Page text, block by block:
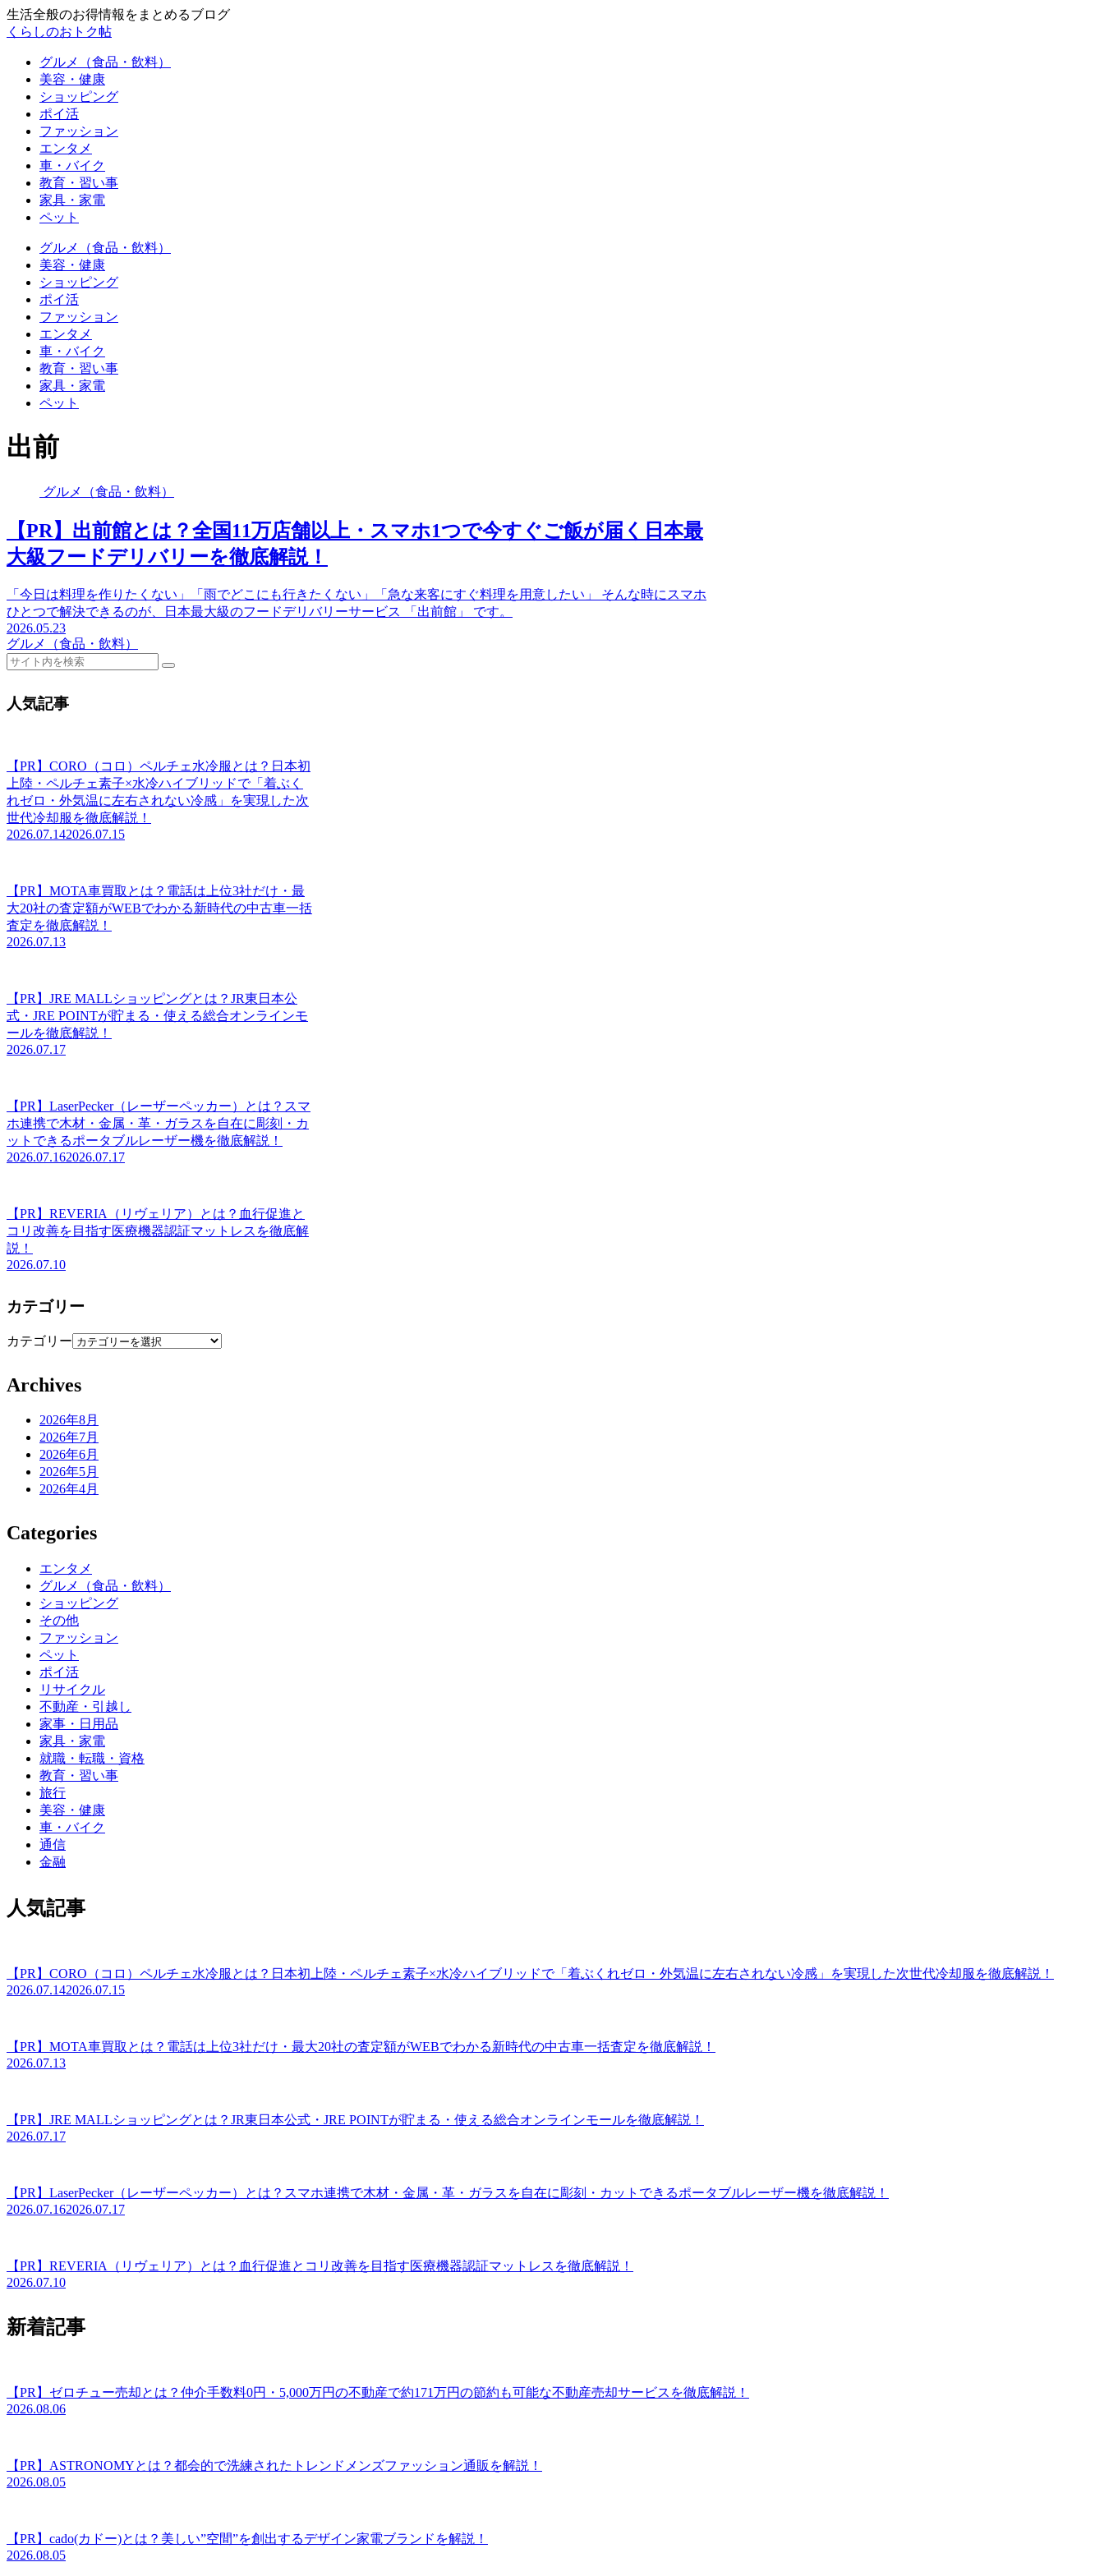
生活全般のお得情報をまとめるブログ
くらしのおトク帖
グルメ（食品・飲料）
美容・健康
ショッピング
ポイ活
ファッション
エンタメ
車・バイク
教育・習い事
家具・家電
ペット
グルメ（食品・飲料）
美容・健康
ショッピング
ポイ活
ファッション
エンタメ
車・バイク
教育・習い事
家具・家電
ペット
出前
グルメ（食品・飲料）
【PR】出前館とは？全国11万店舗以上・スマホ1つで今すぐご飯が届く日本最
大級フードデリバリーを徹底解説！
「今日は料理を作りたくない」「雨でどこにも行きたくない」「急な来客にすぐ料理を用意したい」 そんな時にスマホ
ひとつで解決できるのが、日本最大級のフードデリバリーサービス 「出前館」 です。
2026.05.23
グルメ（食品・飲料）
人気記事
【PR】CORO（コロ）ペルチェ水冷服とは？日本初
上陸・ペルチェ素子×水冷ハイブリッドで「着ぶく
れゼロ・外気温に左右されない冷感」を実現した次
世代冷却服を徹底解説！
2026.07.142026.07.15
【PR】MOTA車買取とは？電話は上位3社だけ・最
大20社の査定額がWEBでわかる新時代の中古車一括
査定を徹底解説！
2026.07.13
【PR】JRE MALLショッピングとは？JR東日本公
式・JRE POINTが貯まる・使える総合オンラインモ
ールを徹底解説！
2026.07.17
【PR】LaserPecker（レーザーペッカー）とは？スマ
ホ連携で木材・金属・革・ガラスを自在に彫刻・カ
ットできるポータブルレーザー機を徹底解説！
2026.07.162026.07.17
【PR】REVERIA（リヴェリア）とは？血行促進と
コリ改善を目指す医療機器認証マットレスを徹底解
説！
2026.07.10
カテゴリー
カテゴリー
Archives
2026年8月
2026年7月
2026年6月
2026年5月
2026年4月
Categories
エンタメ
グルメ（食品・飲料）
ショッピング
その他
ファッション
ペット
ポイ活
リサイクル
不動産・引越し
家事・日用品
家具・家電
就職・転職・資格
教育・習い事
旅行
美容・健康
車・バイク
通信
金融
人気記事
【PR】CORO（コロ）ペルチェ水冷服とは？日本初上陸・ペルチェ素子×水冷ハイブリッドで「着ぶくれゼロ・外気温に左右されない冷感」を実現した次世代冷却服を徹底解説！
2026.07.142026.07.15
【PR】MOTA車買取とは？電話は上位3社だけ・最大20社の査定額がWEBでわかる新時代の中古車一括査定を徹底解説！
2026.07.13
【PR】JRE MALLショッピングとは？JR東日本公式・JRE POINTが貯まる・使える総合オンラインモールを徹底解説！
2026.07.17
【PR】LaserPecker（レーザーペッカー）とは？スマホ連携で木材・金属・革・ガラスを自在に彫刻・カットできるポータブルレーザー機を徹底解説！
2026.07.162026.07.17
【PR】REVERIA（リヴェリア）とは？血行促進とコリ改善を目指す医療機器認証マットレスを徹底解説！
2026.07.10
新着記事
【PR】ゼロチュー売却とは？仲介手数料0円・5,000万円の不動産で約171万円の節約も可能な不動産売却サービスを徹底解説！
2026.08.06
【PR】ASTRONOMYとは？都会的で洗練されたトレンドメンズファッション通販を解説！
2026.08.05
【PR】cado(カドー)とは？美しい”空間”を創出するデザイン家電ブランドを解説！
2026.08.05